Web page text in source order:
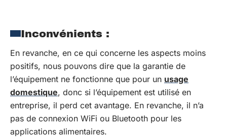
Inconvénients :
En revanche, en ce qui concerne les aspects moins
positifs, nous pouvons dire que la garantie de
l’équipement ne fonctionne que pour un usage
domestique, donc si l’équipement est utilisé en
entreprise, il perd cet avantage. En revanche, il n’a
pas de connexion WiFi ou Bluetooth pour les
applications alimentaires.